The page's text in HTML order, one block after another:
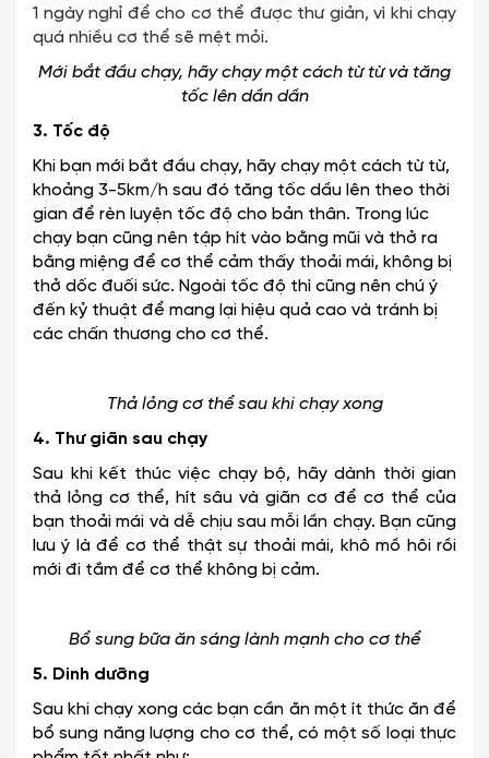
1 ngày nghỉ để cho cơ thể được thư giản, vì khi chạy
quá nhiều cơ thể sẽ mệt mỏi.
Mới bắt đầu chạy, hãy chạy một cách từ từ và tăng
tốc lên dần dần
3. Tốc độ
Khi bạn mới bắt đầu chạy, hãy chạy một cách từ từ,
khoảng 3-5km/h sau đó tăng tốc dầu lên theo thời
gian để rèn luyện tốc độ cho bản thân. Trong lúc
chạy bạn cũng nên tập hít vào bằng mũi và thở ra
bằng miệng để cơ thể cảm thấy thoải mái, không bị
thở dốc đuối sức. Ngoài tốc độ thì cũng nên chú ý
đến kỷ thuật để mang lại hiệu quả cao và tránh bị
các chấn thương cho cơ thể.
Thả lỏng cơ thể sau khi chạy xong
4. Thư giãn sau chạy
Sau khi kết thúc việc chạy bộ, hãy dành thời gian
thả lỏng cơ thể, hít sâu và giãn cơ để cơ thể của
bạn thoải mái và dễ chịu sau mỗi lần chạy. Bạn cũng
lưu ý là để cơ thể thật sự thoải mái, khô mồ hôi rồi
mới đi tắm để cơ thể không bị cảm.
Bổ sung bữa ăn sáng lành mạnh cho cơ thể
5. Dinh dưỡng
Sau khi chạy xong các bạn cần ăn một ít thức ăn để
bổ sung năng lượng cho cơ thể, có một số loại thực